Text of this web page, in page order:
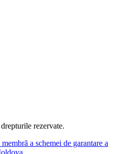
rezervate.
a schemei de garantare a